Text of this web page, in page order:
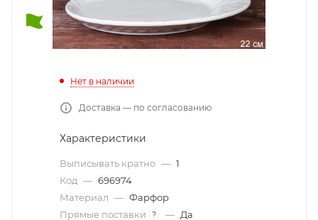
Нет в наличии
Доставка — по согласованию
Характеристики
Выписывать кратно — 1
Код — 696974
Материал — Фарфор
Прямые поставки
? — Да